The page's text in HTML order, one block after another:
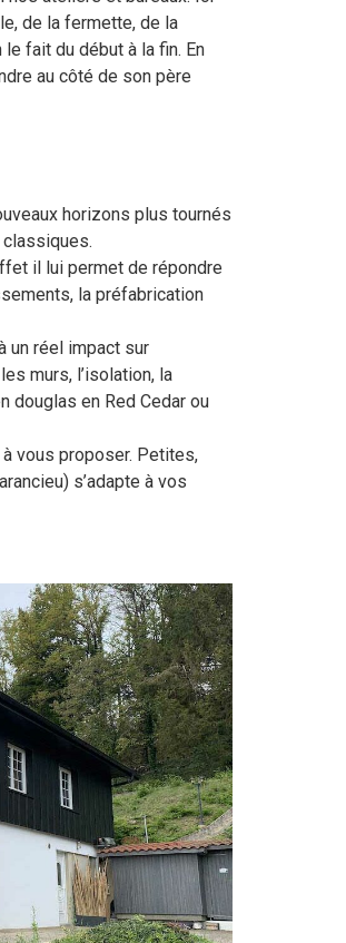
de la fermette, de la
fait du début à la fin. En
au côté de son père
horizons plus tournés
il lui permet de répondre
la préfabrication
un réel impact sur
murs, l’isolation, la
douglas en Red Cedar ou
vous proposer. Petites,
s’adapte à vos